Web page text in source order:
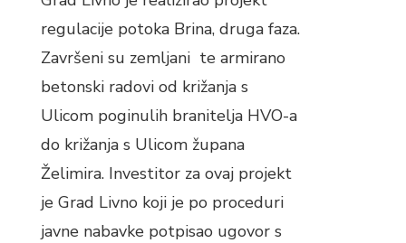
regulacije potoka Brina, druga faza.
Završeni su zemljani te armirano
betonski radovi od križanja s
Ulicom poginulih branitelja HVO-a
do križanja s Ulicom župana
Želimira. Investitor za ovaj projekt
je Grad Livno koji je po proceduri
javne nabavke potpisao ugovor s